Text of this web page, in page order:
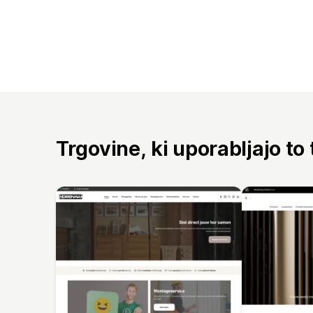
Trgovine, ki uporabljajo to